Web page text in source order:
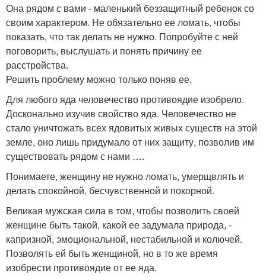
Она рядом с вами - маленький беззащитный ребенок со
своим характером. Не обязательно ее ломать, чтобы
показать, что так делать не нужно. Попробуйте с ней
поговорить, выслушать и понять причину ее
расстройства.
Решить проблему можно только поняв ее.
Для любого яда человечество противоядие изобрело.
Досконально изучив свойство яда. Человечество не
стало уничтожать всех ядовитых живых существ на этой
земле, оно лишь придумало от них защиту, позволив им
существовать рядом с нами ….
Понимаете, женщину не нужно ломать, умерщвлять и
делать спокойной, бесчувственной и покорной.
Великая мужская сила в том, чтобы позволить своей
женщине быть такой, какой ее задумала природа, -
капризной, эмоциональной, нестабильной и колючей.
Позволять ей быть женщиной, но в то же время
изобрести противоядие от ее яда.